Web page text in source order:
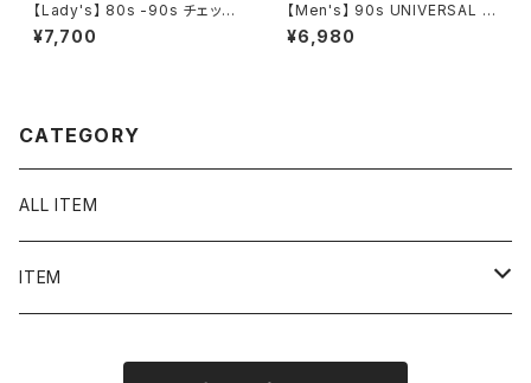
【Lady's】 80s -90s チェック
ショートパンツ / 80年代 90年
代 古着 レディース ハーパン ハ
¥7,700
【Men's】 90s UNIVERSAL S
TUDIO ロゴ Tシャツ / 90年代
ティーシャツ T-Shirt 古着 ウッ
¥6,980
CATEGORY
ALL ITEM
ITEM